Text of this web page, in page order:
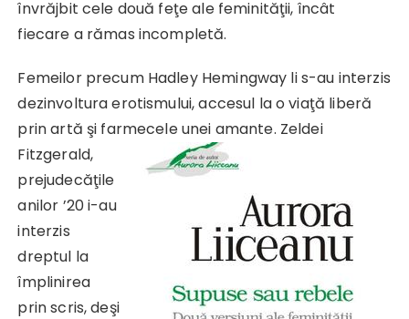
învrăjbit cele două feţe ale feminităţii, încât
fiecare a rămas incompletă.
Femeilor precum Hadley Hemingway li s-au interzis
dezinvoltura erotismului, accesul la o viaţă liberă
prin artă şi farmecele unei amante. Zeldei
Fitzgerald,
prejudecăţile
anilor ’20 i-au
interzis
dreptul la
împlinirea
prin scris, deşi